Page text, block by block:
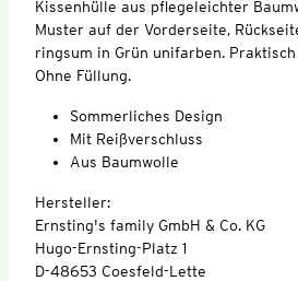
Kissenhülle aus pflegeleichter
Muster auf der Vorderseite,
ringsum in Grün unifarben.
Ohne Füllung.
Sommerliches Design
Mit Reißverschluss
Aus Baumwolle
Hersteller:
Ernsting's family GmbH & Co. KG
Hugo-Ernsting-Platz 1
D-48653 Coesfeld-Lette